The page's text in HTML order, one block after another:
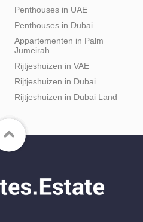
Penthouses in UAE
Penthouses in Dubai
Appartementen in Palm
Jumeirah
Rijtjeshuizen in VAE
Rijtjeshuizen in Dubai
Rijtjeshuizen in Dubai Land